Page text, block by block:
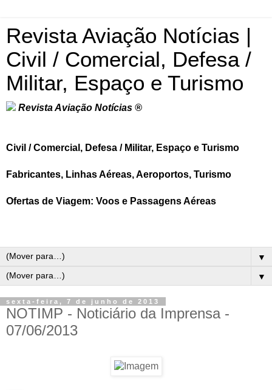
Revista Aviação Notícias |
Civil / Comercial, Defesa /
Militar, Espaço e Turismo
Revista Aviação Notícias ®
Civil / Comercial, Defesa / Militar, Espaço e Turismo
Fabricantes, Linhas Aéreas, Aeroportos, Turismo
Ofertas de Viagem: Voos e Passagens Aéreas
▼
▼
sexta-feira, 7 de junho de 2013
NOTIMP - Noticiário da Imprensa -
07/06/2013